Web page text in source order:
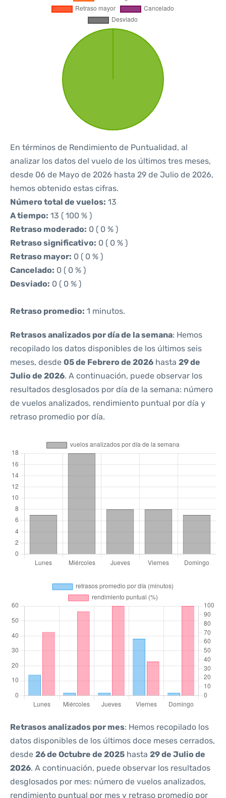
En términos de Rendimiento de Puntualidad, al
analizar los datos del vuelo de los últimos tres meses,
desde 06 de Mayo de 2026 hasta 29 de Julio de 2026,
hemos obtenido estas cifras.
Número total de vuelos: 13
A tiempo: 13 ( 100 % )
Retraso moderado: 0 ( 0 % )
Retraso significativo: 0 ( 0 % )
Retraso mayor: 0 ( 0 % )
Cancelado: 0 ( 0 % )
Desviado: 0 ( 0 % )
Retraso promedio: 1 minutos.
Retrasos analizados por día de la semana: Hemos
recopilado los datos disponibles de los últimos seis
meses, desde 05 de Febrero de 2026 hasta 29 de
Julio de 2026. A continuación, puede observar los
resultados desglosados por día de la semana: número
de vuelos analizados, rendimiento puntual por día y
retraso promedio por día.
Retrasos analizados por mes: Hemos recopilado los
datos disponibles de los últimos doce meses cerrados,
desde 26 de Octubre de 2025 hasta 29 de Julio de
2026. A continuación, puede observar los resultados
desglosados por mes: número de vuelos analizados,
rendimiento puntual por mes y retraso promedio por